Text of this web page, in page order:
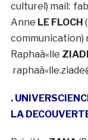
culturel) mail:
Anne LE FLOCH
communication)
Raphaà«lle
.
LA